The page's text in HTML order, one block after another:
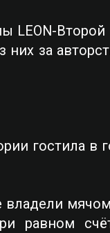
LEON-
них за
гостила в
равном